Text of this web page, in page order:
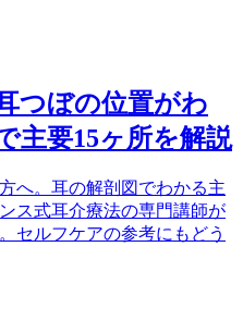
つぼの位置がわ
主要15ヶ所を解説
へ。耳の解剖図でわかる主
ス式耳介療法の専門講師が
セルフケアの参考にもどう